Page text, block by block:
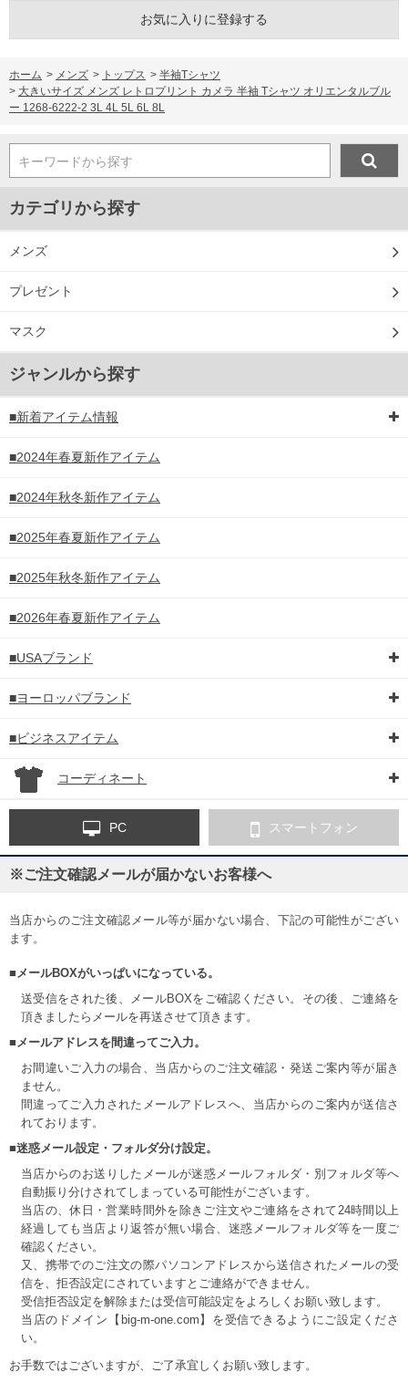
お気に入りに登録する
ホーム > メンズ > トップス > 半袖Tシャツ
> 大きいサイズ メンズ レトロプリント カメラ 半袖 Tシャツ オリエンタルブル
ー 1268-6222-2 3L 4L 5L 6L 8L
キーワードから探す
カテゴリから探す
メンズ
プレゼント
マスク
ジャンルから探す
■新着アイテム情報
■2024年春夏新作アイテム
■2024年秋冬新作アイテム
■2025年春夏新作アイテム
■2025年秋冬新作アイテム
■2026年春夏新作アイテム
■USAブランド
■ヨーロッパブランド
■ビジネスアイテム
コーディネート
PC スマートフォン
※ご注文確認メールが届かないお客様へ
当店からのご注文確認メール等が届かない場合、下記の可能性がござい
ます。
■メールBOXがいっぱいになっている。
送受信をされた後、メールBOXをご確認ください。その後、ご連絡を
頂きましたらメールを再送させて頂きます。
■メールアドレスを間違ってご入力。
お間違いご入力の場合、当店からのご注文確認・発送ご案内等が届き
ません。
間違ってご入力されたメールアドレスへ、当店からのご案内が送信さ
れております。
■迷惑メール設定・フォルダ分け設定。
当店からのお送りしたメールが迷惑メールフォルダ・別フォルダ等へ
自動振り分けされてしまっている可能性がございます。
当店の、休日・営業時間外を除きご注文やご連絡をされて24時間以上
経過しても当店より返答が無い場合、迷惑メールフォルダ等を一度ご
確認ください。
又、携帯でのご注文の際パソコンアドレスから送信されたメールの受
信を、拒否設定にされていますとご連絡ができません。
受信拒否設定を解除または受信可能設定をよろしくお願い致します。
当店のドメイン【big-m-one.com】を受信できるようにご設定くださ
い。
お手数ではございますが、ご了承宜しくお願い致します。